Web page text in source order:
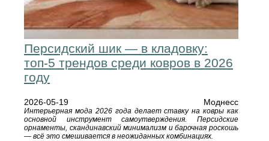
Персидский шик — в кладовку:
топ-5 трендов среди ковров в 2026
году
2026-05-19 Моднесс
Интерьерная мода 2026 года делает ставку на ковры как
основной инструмент самоутверждения. Персидские
орнаменты, скандинавский минимализм и барочная роскошь
— всё это смешивается в неожиданных комбинациях.